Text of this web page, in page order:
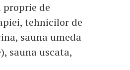
proprie de
tehnicilor de
sauna umeda
sauna uscata,